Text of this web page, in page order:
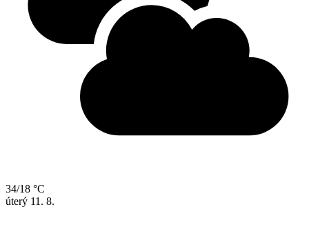
34/18 °C
úterý 11. 8.